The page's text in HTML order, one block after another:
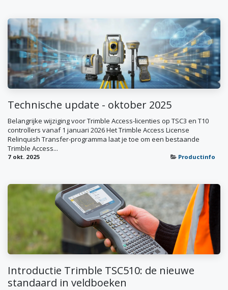
Technische update - oktober 2025
Belangrijke wijziging voor Trimble Access-licenties op TSC3 en T10
controllers vanaf 1 januari 2026 Het Trimble Access License
Relinquish Transfer-programma laat je toe om een bestaande
Trimble Access...
7 okt. 2025 Productinfo
Introductie Trimble TSC510: de nieuwe
standaard in veldboeken